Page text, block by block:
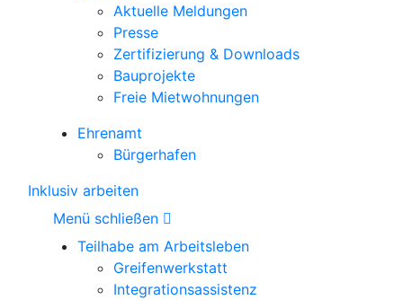
Aktuelle Meldungen
Presse
Zertifizierung & Downloads
Bauprojekte
Freie Mietwohnungen
Ehrenamt
Bürgerhafen
Inklusiv arbeiten
Menü schließen
Teilhabe am Arbeitsleben
Greifenwerkstatt
Integrationsassistenz